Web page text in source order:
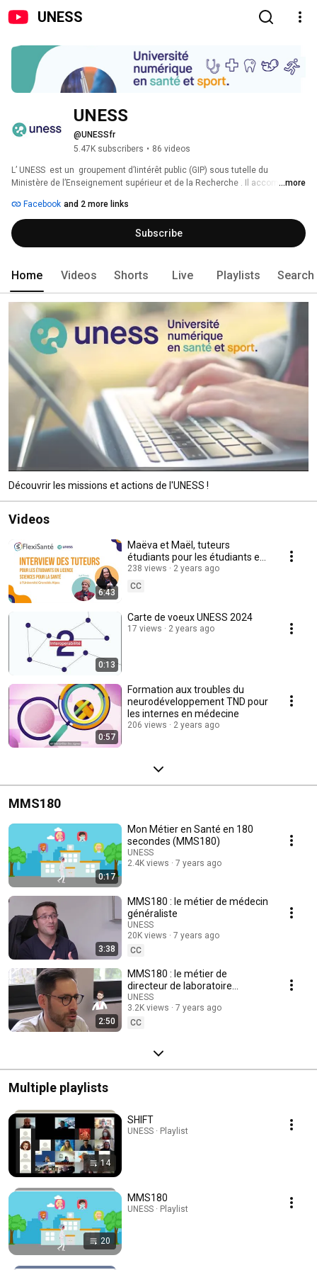
UNESS
UNESS
@UNESSfr
5.47K subscribers • 86 videos
L’ UNESS  est un  groupement d’Iintérêt public (GIP) sous tutelle du
Ministère de l’Enseignement supérieur et de la Recherche . Il accompagne
membres en leur fournissant un panel d’outils sur mesure et des contenus
numériques mutualisés.  L’ UNESS  compte 43 universités adhérentes et
l'association France Universités. L’ UNESS, membre de L'Université
Numérique, l’association des universités numériques, concourt à la
numérique dans la cadre de la formation initiale et tout au long de la vie.
...more
Facebook and 2 more links
Subscribe
Home Videos Shorts Live Playlists Search
Découvrir les missions et actions de l'UNESS !
Videos
6:43
Maëva et Maël, tuteurs
étudiants pour les étudiants en
LSPS à l'Université Grenoble
Alpes
238 views
2 years ago
CC
0:13
Carte de voeux UNESS 2024
17 views 2 years ago
0:57
Formation aux troubles du
neurodéveloppement TND pour
les internes en médecine
206 views 2 years ago
MMS180
0:17
Mon Métier en Santé en 180
secondes (MMS180)
UNESS
2.4K views
7 years ago
3:38
MMS180 : le métier de médecin
généraliste
UNESS
20K views
7 years ago
CC
2:50
MMS180 : le métier de
directeur de laboratoire
pharmaceutique
UNESS
3.2K views
7 years ago
CC
Multiple playlists
14
SHIFT
UNESS · Playlist
20
MMS180
UNESS · Playlist